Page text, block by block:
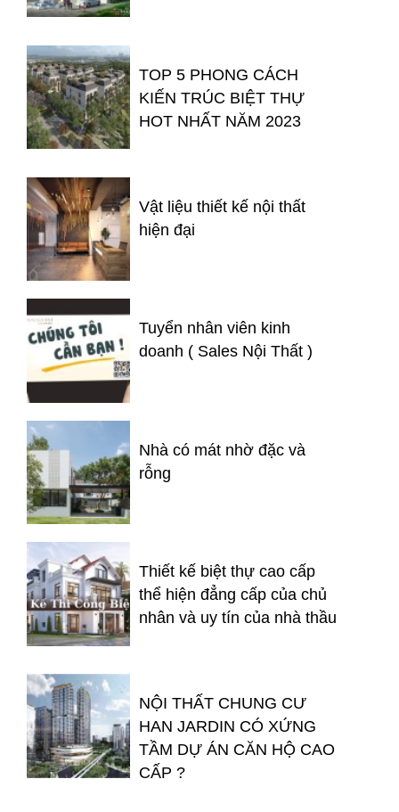
TOP 5 PHONG CÁCH
KIẾN TRÚC BIỆT THỰ
HOT NHẤT NĂM 2023
Vật liệu thiết kế nội thất
hiện đại
Tuyển nhân viên kinh
doanh ( Sales Nội Thất )
Nhà có mát nhờ đặc và
rỗng
Thiết kế biệt thự cao cấp
thể hiện đẳng cấp của chủ
nhân và uy tín của nhà thầu
NỘI THẤT CHUNG CƯ
HAN JARDIN CÓ XỨNG
TẦM DỰ ÁN CĂN HỘ CAO
CẤP ?